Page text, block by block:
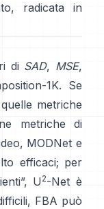
radicata in
di SAD, MSE,
1K. Se
metriche
metriche di
MODNet e
efficaci; per
U 2-Net è
FBA può